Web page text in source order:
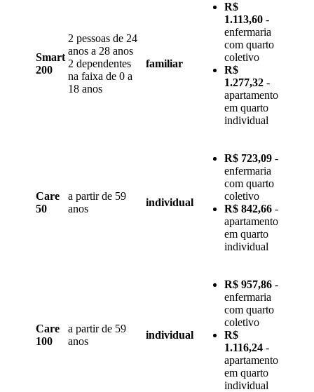
Smart
200
2 pessoas de 24
anos a 28 anos
2 dependentes
na faixa de 0 a
18 anos
familiar
R$
1.113,60 -
enfermaria
com quarto
coletivo
R$
1.277,32 -
apartamento
em quarto
individual
Care
50
a partir de 59
anos
individual
R$ 723,09 -
enfermaria
com quarto
coletivo
R$ 842,66 -
apartamento
em quarto
individual
Care
100
a partir de 59
anos
individual
R$ 957,86 -
enfermaria
com quarto
coletivo
R$
1.116,24 -
apartamento
em quarto
individual